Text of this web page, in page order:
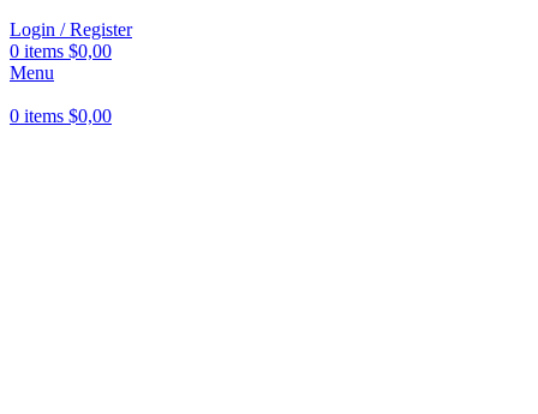
Login / Register
0 items $0,00
Menu
0 items $0,00